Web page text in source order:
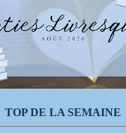
TOP DE LA SEMAINE